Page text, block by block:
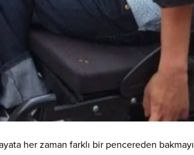
her zaman farklı bir pencereden bakmayı